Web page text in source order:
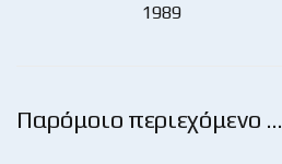
1989
Παρόμοιο περιεχόμενο …